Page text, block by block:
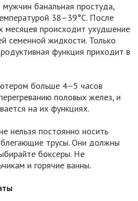
банальная простуда,
38–39°С. После
месяцев происходит ухудшение
семенной жидкости. Только
функция приходит в
больше 4–5 часов
половых желез, и
на их функциях.
нельзя постоянно носить
трусы. Они должны
боксеры. Не
и горячие ванны.